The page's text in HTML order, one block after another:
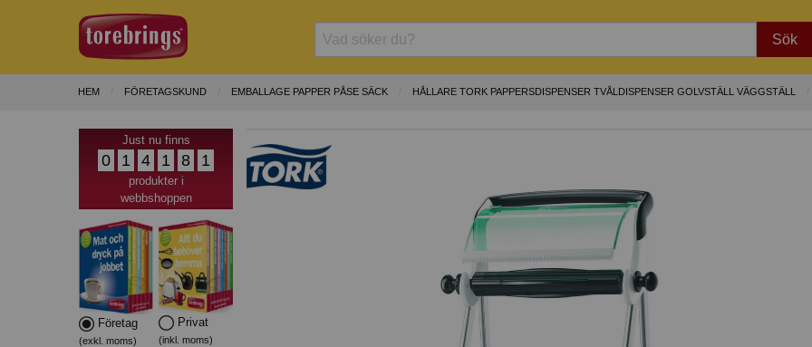
Sök
HEM FÖRETAGSKUND EMBALLAGE PAPPER PÅSE SÄCK HÅLLARE TORK PAPPERSDISPENSER TVÅLDISPENSER GOLVSTÄLL VÄGGSTÄLL
Just nu finns
0 1 4 1 8 1
produkter i
webbshoppen
Företag
(exkl. moms)
Privat
(inkl. moms)